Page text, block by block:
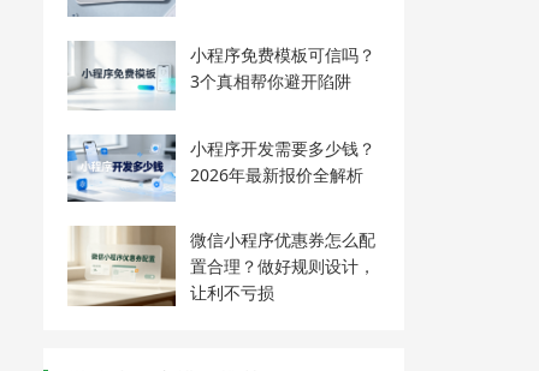
小程序免费模板可信吗？
3个真相帮你避开陷阱
小程序开发需要多少钱？
2026年最新报价全解析
微信小程序优惠券怎么配
置合理？做好规则设计，
让利不亏损